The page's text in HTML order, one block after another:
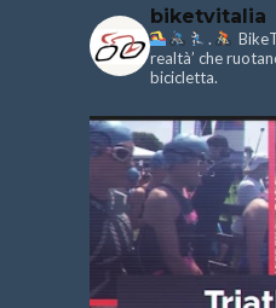
biketvitalia
.
realtà’ che
bicicletta.